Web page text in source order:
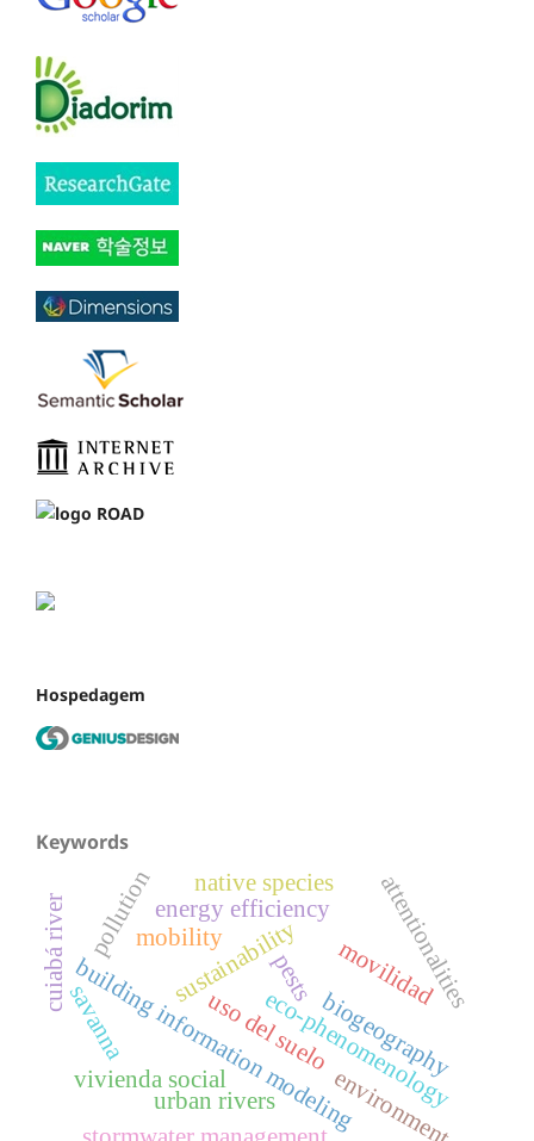
Hospedagem
Keywords
sustainability
energy efficiency
building information modeling
uso del suelo
movilidad
vivienda social biogeography
attentionalities
eco-phenomenology
environment
pollution native species
savanna
urban rivers
cuiabá river pests
mobility